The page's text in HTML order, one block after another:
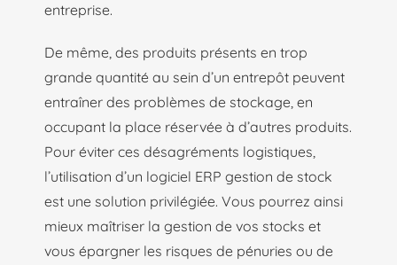
entreprise.
De même, des produits présents en trop
grande quantité au sein d’un entrepôt peuvent
entraîner des problèmes de stockage, en
occupant la place réservée à d’autres produits.
Pour éviter ces désagréments logistiques,
l’utilisation d’un logiciel ERP gestion de stock
est une solution privilégiée. Vous pourrez ainsi
mieux maîtriser la gestion de vos stocks et
vous épargner les risques de pénuries ou de